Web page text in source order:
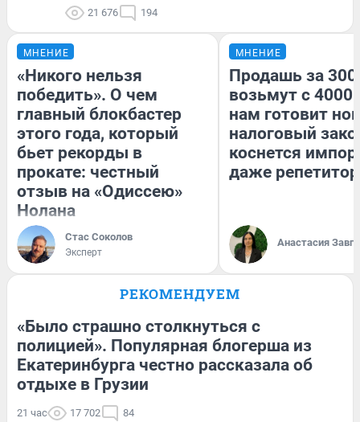
21 676 194
МНЕНИЕ
«Никого нельзя
победить». О чем
главный блокбастер
этого года, который
бьет рекорды в
прокате: честный
отзыв на «Одиссею»
Нолана
Стас Соколов
Эксперт
МНЕНИЕ
Продашь за
возьмут с
нам готовит
налоговый
коснется
даже
Анастасия
РЕКОМЕНДУЕМ
«Было страшно столкнуться с
полицией». Популярная блогерша из
Екатеринбурга честно рассказала об
отдыхе в Грузии
21 час 17 702 84